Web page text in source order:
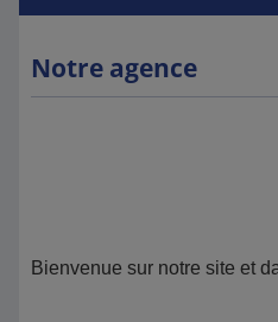
Notre agence
Bienvenue sur notre site et